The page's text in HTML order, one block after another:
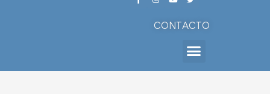
CONTACTO